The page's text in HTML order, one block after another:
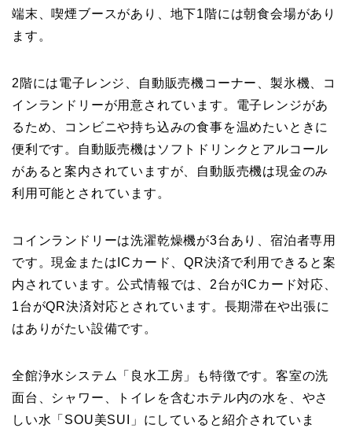
端末、喫煙ブースがあり、地下1階には朝食会場があり
ます。
2階には電子レンジ、自動販売機コーナー、製氷機、コ
インランドリーが用意されています。電子レンジがあ
るため、コンビニや持ち込みの食事を温めたいときに
便利です。自動販売機はソフトドリンクとアルコール
があると案内されていますが、自動販売機は現金のみ
利用可能とされています。
コインランドリーは洗濯乾燥機が3台あり、宿泊者専用
です。現金またはICカード、QR決済で利用できると案
内されています。公式情報では、2台がICカード対応、
1台がQR決済対応とされています。長期滞在や出張に
はありがたい設備です。
全館浄水システム「良水工房」も特徴です。客室の洗
面台、シャワー、トイレを含むホテル内の水を、やさ
しい水「SOU美SUI」にしていると紹介されていま